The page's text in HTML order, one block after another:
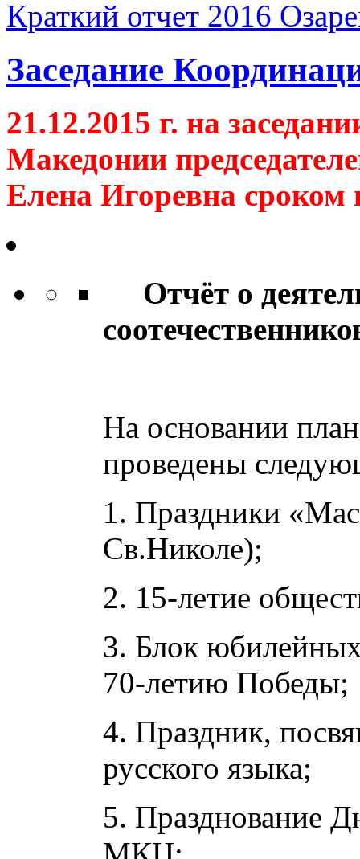
Краткий отчет 2016
Заседание
21.12.2015 г. на
Македонии
Елена Игоревна сроком
Отчёт о
На основании
проведены
1. Праздники
Св.Николе);
2. 15-летие
3. Блок
70-летию Победы;
4. Праздник,
русского языка;
5. Празднование